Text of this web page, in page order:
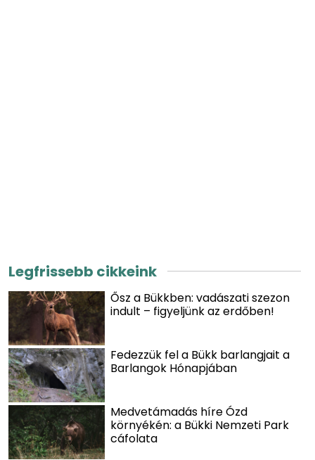
Legfrissebb cikkeink
Ősz a Bükkben: vadászati szezon
indult – figyeljünk az erdőben!
Fedezzük fel a Bükk barlangjait a
Barlangok Hónapjában
Medvetámadás híre Ózd
környékén: a Bükki Nemzeti Park
cáfolata